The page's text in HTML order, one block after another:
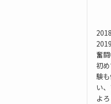
奮闘
初
験
い
よ